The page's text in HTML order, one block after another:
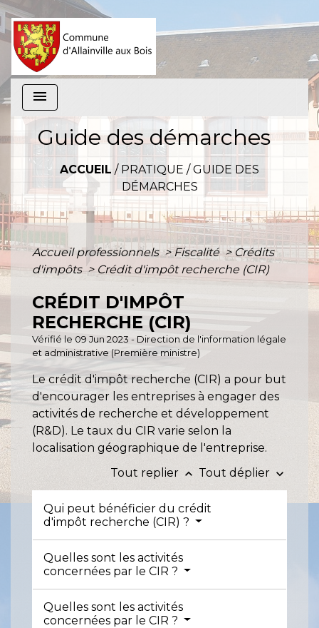
menu
Guide des démarches
ACCUEIL / PRATIQUE /GUIDE DES
DÉMARCHES
Accueil professionnels> Fiscalité> Crédits
d'impôts > Crédit d'impôt recherche (CIR)
CRÉDIT D'IMPÔT
RECHERCHE (CIR)
Vérifié le 09 Jun 2023 - Direction de l'information légale
et administrative (Première ministre)
Le crédit d'impôt recherche (CIR) a pour but
d'encourager les entreprises à engager des
activités de recherche et développement
(R&D). Le taux du CIR varie selon la
localisation géographique de l'entreprise.
Tout replier keyboard_arrow_up Tout déplier keyboard_arrow_down
Qui peut bénéficier du crédit
d'impôt recherche (CIR) ?
Quelles sont les activités
concernées par le CIR ?
Quelles sont les activités
concernées par le CIR ?